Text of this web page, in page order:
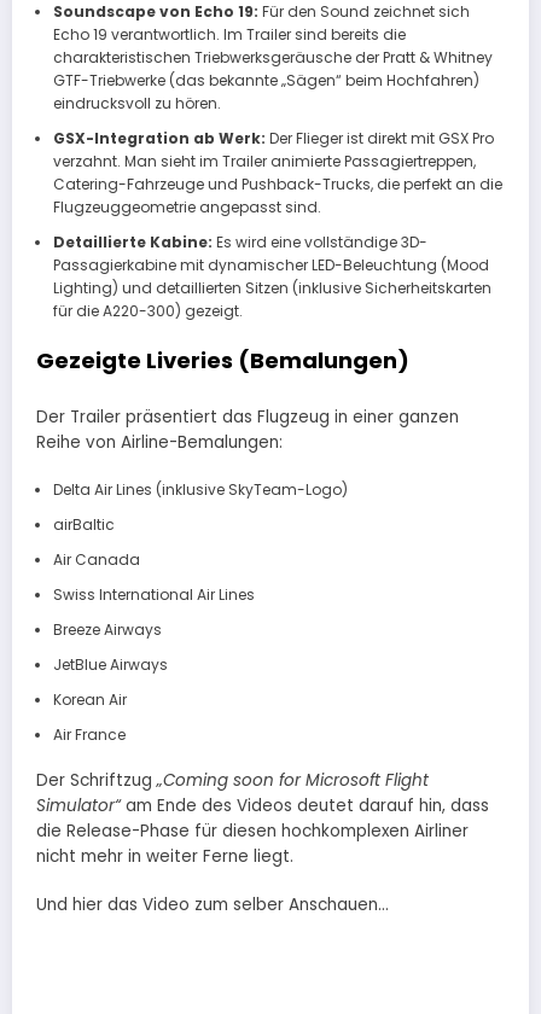
Soundscape von Echo 19: Für den Sound zeichnet sich
Echo 19 verantwortlich. Im Trailer sind bereits die
charakteristischen Triebwerksgeräusche der Pratt & Whitney
GTF-Triebwerke (das bekannte „Sägen“ beim Hochfahren)
eindrucksvoll zu hören.
GSX-Integration ab Werk: Der Flieger ist direkt mit GSX Pro
verzahnt. Man sieht im Trailer animierte Passagiertreppen,
Catering-Fahrzeuge und Pushback-Trucks, die perfekt an die
Flugzeuggeometrie angepasst sind.
Detaillierte Kabine: Es wird eine vollständige 3D-
Passagierkabine mit dynamischer LED-Beleuchtung (Mood
Lighting) und detaillierten Sitzen (inklusive Sicherheitskarten
für die A220-300) gezeigt.
Gezeigte Liveries (Bemalungen)
Der Trailer präsentiert das Flugzeug in einer ganzen
Reihe von Airline-Bemalungen:
Delta Air Lines (inklusive SkyTeam-Logo)
airBaltic
Air Canada
Swiss International Air Lines
Breeze Airways
JetBlue Airways
Korean Air
Air France
Der Schriftzug„Coming soon for Microsoft Flight
Simulator“am Ende des Videos deutet darauf hin, dass
die Release-Phase für diesen hochkomplexen Airliner
nicht mehr in weiter Ferne liegt.
Und hier das Video zum selber Anschauen…